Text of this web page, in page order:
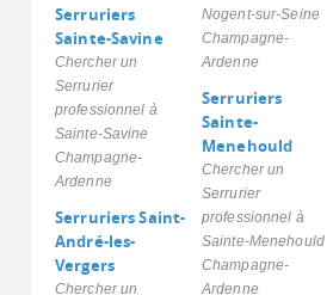
Serruriers
Sainte-Savine
Chercher un
Serrurier
professionnel à
Sainte-Savine
Champagne-
Ardenne
Serruriers Saint-
André-les-
Vergers
Chercher un
Nogent-sur-Seine
Champagne-
Ardenne
Serruriers
Sainte-
Menehould
Chercher un
Serrurier
professionnel à
Sainte-Menehould
Champagne-
Ardenne